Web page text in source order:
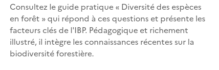
Consultez le guide pratique « Diversité des espèces
en forêt » qui répond à ces questions et présente les
facteurs clés de l'IBP. Pédagogique et richement
illustré, il intègre les connaissances récentes sur la
biodiversité forestière.